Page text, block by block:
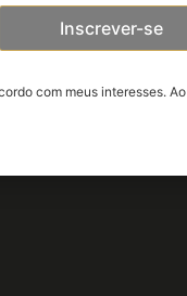
Inscrever-se
com meus interesses. Ao